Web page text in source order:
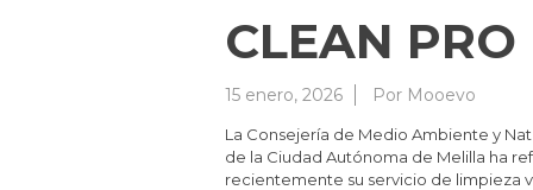
CLEAN PRO
15 enero, 2026 Por Mooevo
La Consejería de Medio Ambiente y
de la Ciudad Autónoma de Melilla ha
recientemente su servicio de limpieza